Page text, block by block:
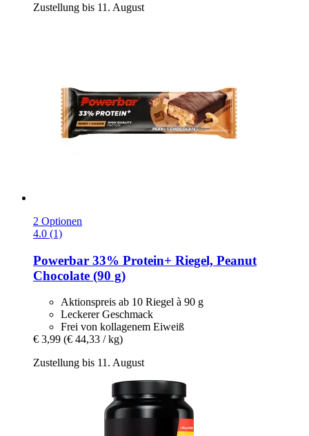
Zustellung bis 11. August
2 Optionen
4.0 (1)
Powerbar 33% Protein+ Riegel, Peanut
Chocolate (90 g)
Aktionspreis ab 10 Riegel à 90 g
Leckerer Geschmack
Frei von kollagenem Eiweiß
€ 3,99 (€ 44,33 / kg)
Zustellung bis 11. August